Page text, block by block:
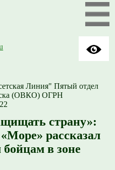
Линия" Пятый отдел
(ОВКО) ОГРН
страну»:
рассказал
в зоне